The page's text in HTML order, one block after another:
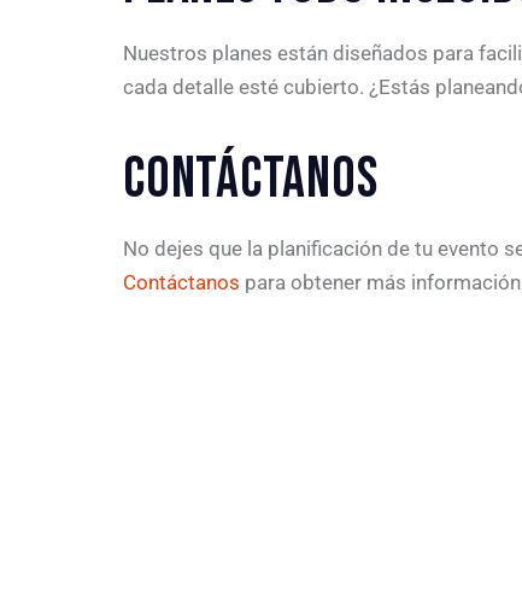
Nuestros planes están diseñados para
cada detalle esté cubierto. ¿Estás
CONTÁCTANOS
No dejes que la planificación de tu evento
Contáctanos para obtener más